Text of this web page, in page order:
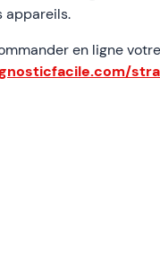
appareils.
en ligne